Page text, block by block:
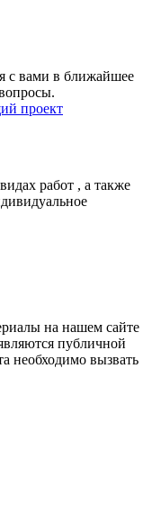
с вами в ближайшее
проект
работ , а также
на нашем сайте
публичной
необходимо вызвать